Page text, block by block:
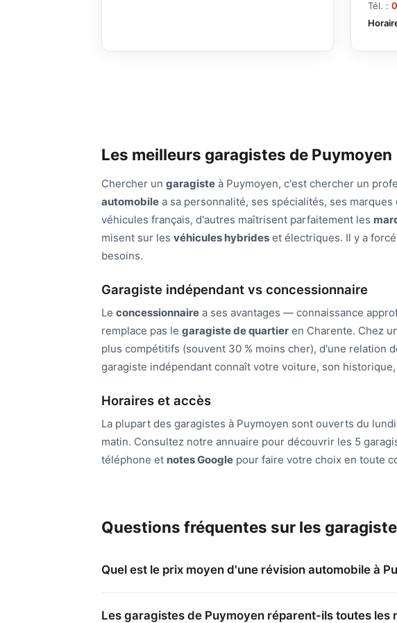
Tél. :
Les meilleurs garagistes de Puymoyen
Chercher un garagiste à Puymoyen, c'est chercher un
automobile a sa personnalité, ses spécialités, ses
véhicules français, d'autres maîtrisent parfaitement les
misent sur les véhicules hybrides et électriques. Il y a
besoins.
Garagiste indépendant vs concessionnaire
Le concessionnaire a ses avantages — connaissance
remplace pas le garagiste de quartier en Charente. Chez
plus compétitifs (souvent 30 % moins cher), d'une relation
garagiste indépendant connaît votre voiture, son
Horaires et accès
La plupart des garagistes à Puymoyen sont ouverts du
matin. Consultez notre annuaire pour découvrir les 5
téléphone et notes Google pour faire votre choix en toute
Questions fréquentes sur les
Quel est le prix moyen d'une révision automobile à
Les garagistes de Puymoyen réparent-ils toutes les